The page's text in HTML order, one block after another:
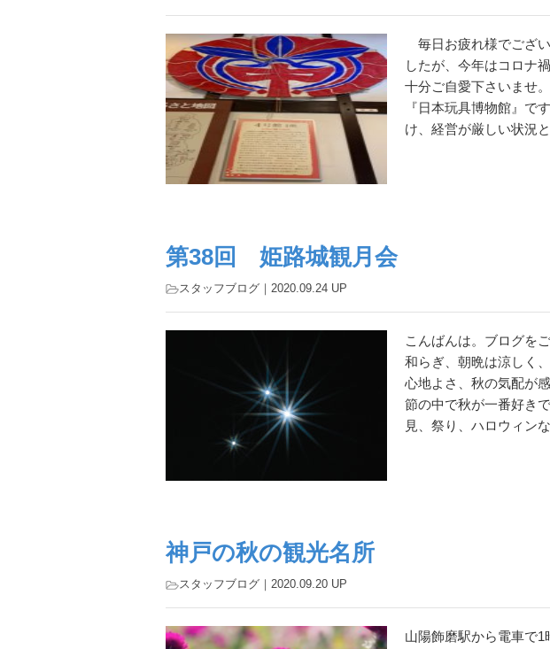
毎日お疲れ様でござ
したが、今年はコロナ
十分ご自愛下さいませ
『日本玩具博物館』
け、経営が厳しい状況
第38回 姫路城観月会
スタッフブログ ｜2020.09.24 UP
こんばんは。ブログを
和らぎ、朝晩は涼しく
心地よさ、秋の気配が
節の中で秋が一番好き
見、祭り、ハロウィン
神戸の秋の観光名所
スタッフブログ ｜2020.09.20 UP
山陽飾磨駅から電車で